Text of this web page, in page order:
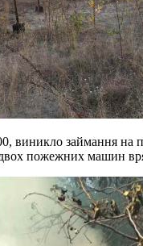
виникло займання на
пожежних машин